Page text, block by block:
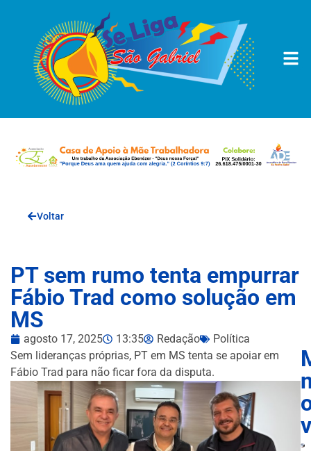
Voltar
PT sem rumo tenta empurrar
Fábio Trad como solução em
MS
agosto 17, 2025 13:35 Redação
Política
Sem lideranças próprias, PT em MS tenta se apoiar em
Fábio Trad para não ficar fora da disputa.